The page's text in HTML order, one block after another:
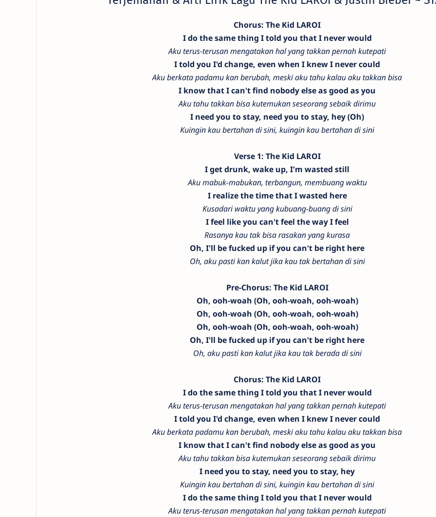
Chorus: The Kid LAROI
I do the same thing I told you that I never would
Aku terus-terusan mengatakan hal yang takkan pernah kutepati
I told you I'd change, even when I knew I never could
Aku berkata padamu kan berubah, meski aku tahu kalau aku takkan bisa
I know that I can't find nobody else as good as you
Aku tahu takkan bisa kutemukan seseorang sebaik dirimu
I need you to stay, need you to stay, hey (Oh)
Kuingin kau bertahan di sini, kuingin kau bertahan di sini
Verse 1: The Kid LAROI
I get drunk, wake up, I'm wasted still
Aku mabuk-mabukan, terbangun, membuang waktu
I realize the time that I wasted here
Kusadari waktu yang kubuang-buang di sini
I feel like you can't feel the way I feel
Rasanya kau tak bisa rasakan yang kurasa
Oh, I'll be fucked up if you can't be right here
Oh, aku pasti kan kalut jika kau tak bertahan di sini
Pre-Chorus: The Kid LAROI
Oh, ooh-woah (Oh, ooh-woah, ooh-woah)
Oh, ooh-woah (Oh, ooh-woah, ooh-woah)
Oh, ooh-woah (Oh, ooh-woah, ooh-woah)
Oh, I'll be fucked up if you can't be right here
Oh, aku pasti kan kalut jika kau tak berada di sini
Chorus: The Kid LAROI
I do the same thing I told you that I never would
Aku terus-terusan mengatakan hal yang takkan pernah kutepati
I told you I'd change, even when I knew I never could
Aku berkata padamu kan berubah, meski aku tahu kalau aku takkan bisa
I know that I can't find nobody else as good as you
Aku tahu takkan bisa kutemukan seseorang sebaik dirimu
I need you to stay, need you to stay, hey
Kuingin kau bertahan di sini, kuingin kau bertahan di sini
I do the same thing I told you that I never would
Aku terus-terusan mengatakan hal yang takkan pernah kutepati